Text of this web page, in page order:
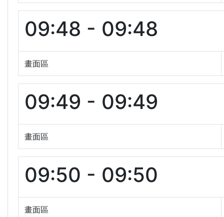
09:48 - 09:48
畫面區
09:49 - 09:49
畫面區
09:50 - 09:50
畫面區